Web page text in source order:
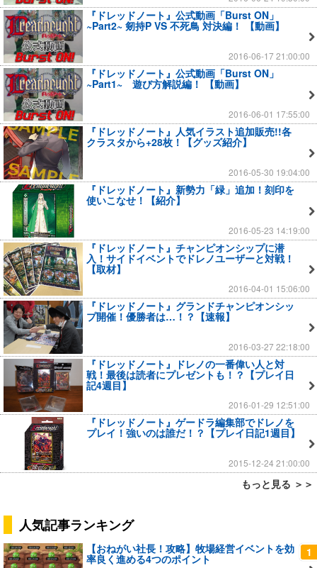
『ドレッドノート』公式動画「Burst ON」
~Part2~ 剱持P VS 不死鳥 対決編！ 【動画】
2016-06-17 21:00:00
『ドレッドノート』公式動画「Burst ON」
~Part1~ 遊び方解説編！ 【動画】
2016-06-01 17:55:00
『ドレッドノート』人気イラスト追加販売!!各
クラスタから+28枚！【グッズ紹介】
2016-05-30 19:04:00
『ドレッドノート』新勢力「緑」追加！刻印を
使いこなせ！【紹介】
2016-05-23 14:19:00
『ドレッドノート』チャンピオンシップに潜
入！サイドイベントでドレノユーザーと対戦！
【取材】
2016-04-01 15:06:00
『ドレッドノート』グランドチャンピオンシッ
プ開催！優勝者は…！？【速報】
2016-03-27 22:18:00
『ドレッドノート』ドレノの一番偉い人と対
戦！最後は読者にプレゼントも！？【プレイ日
記4週目】
2016-01-29 12:51:00
『ドレッドノート』ゲードラ編集部でドレノを
プレイ！強いのは誰だ！？【プレイ日記1週目】
2015-12-24 21:00:00
もっと見る ＞＞
人気記事ランキング
1
【おねがい社長！攻略】牧場経営イベントを効
率良く進める4つのポイント